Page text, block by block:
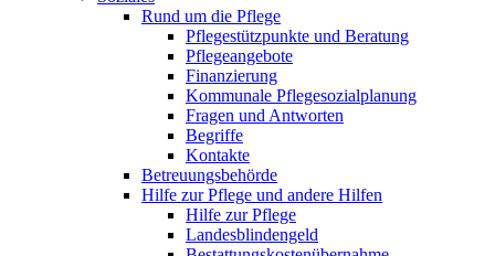
Rund um die Pflege
Pflegestützpunkte und Beratung
Pflegeangebote
Finanzierung
Kommunale Pflegesozialplanung
Fragen und Antworten
Begriffe
Kontakte
Betreuungsbehörde
Hilfe zur Pflege und andere Hilfen
Hilfe zur Pflege
Landesblindengeld